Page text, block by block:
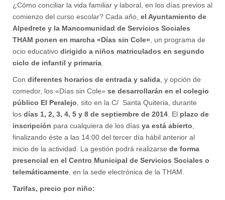
¿Cómo conciliar la vida familiar y laboral, en los días previos al
comienzo del curso escolar? Cada año, el Ayuntamiento de
Alpedrete y la Mancomunidad de Servicios Sociales
THAM ponen en marcha «Días sin Cole» , un programa de
ocio educativo dirigido a niños matriculados en segundo
ciclo de infantil y primaria
Con diferentes horarios de entrada y salida , y opción de
comedor, los «Días sin Cole» se desarrollarán en el colegio
público El Peralejo , sito en la C/ Santa Quiteria, durante
los días 1, 2, 3, 4, 5 y 8 de septiembre de 2014 . El plazo de
inscripción para cualquiera de los días ya está abierto
finalizando éste a las 14:00 del tercer día hábil anterior al
inicio de la actividad. La gestión podrá realizarse de forma
presencial en el Centro Municipal de Servicios Sociales o
telemáticamente , en la sede electrónica de la THAM.
Tarifas, precio por niño: